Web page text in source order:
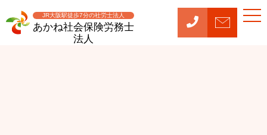
JR大阪駅徒歩7分の社労士法人
あかね社会保険労務士
法人
t
o